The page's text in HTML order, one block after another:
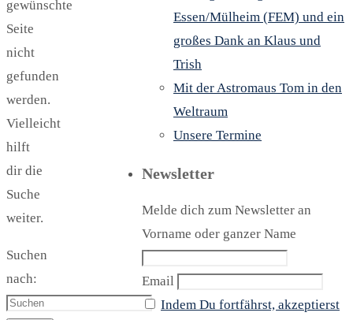
gewünschte
Seite
nicht
gefunden
werden.
Vielleicht
hilft
dir die
Suche
weiter.
Suchen
nach:
Essen/Mülheim (FEM) und ein
großes Dank an Klaus und
Trish
Mit der Astromaus Tom in den
Weltraum
Unsere Termine
Newsletter
Melde dich zum Newsletter an
Vorname oder ganzer Name
Email
Indem Du fortfährst, akzeptierst